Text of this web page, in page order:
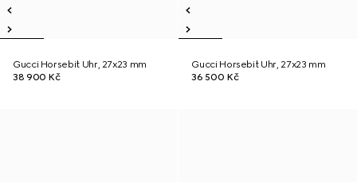
Gucci Horsebit Uhr, 27x23 mm
38 900 Kč
Gucci Horsebit Uhr, 27x23 mm
36 500 Kč